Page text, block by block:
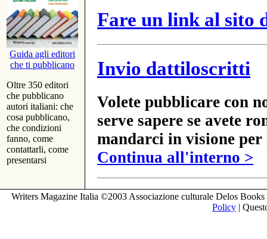
Guida agli editori
che ti pubblicano
Oltre 350 editori
che pubblicano
autori italiani: che
cosa pubblicano,
che condizioni
fanno, come
contattarli, come
presentarsi
Fare un link al sito
Invio dattiloscritti
Volete pubblicare con
serve sapere se avete
mandarci in visione
Continua all'interno >
Writers Magazine Italia ©2003 Associazione culturale Delos
Policy |